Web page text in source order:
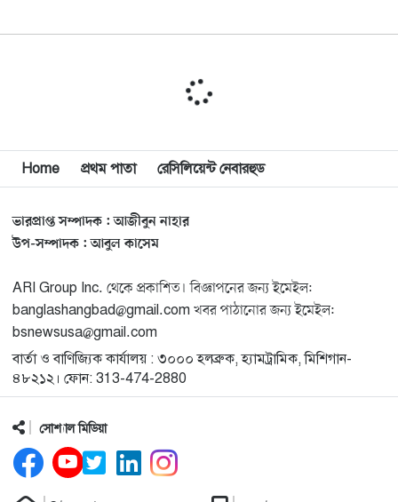
মিশিগানে ডেমোক্র্যাটদের প্রাইমারিতে আল-সাইয়েদকে হারাতে
মুনা দাওয়াহ কনফারেন্স ২০২৬ সম্পর্কে প্রেস ব্রিফিং
শেখ হাসিনার সঙ্গে সংবাদ সম্মেলনে থাকছেন সাকিব আল
হাসান
১২
যুক্তরাষ্ট্রকে ছাড়ে বাধ্য করতে কোন কৌশলে ওয়াশিংটনের ওপর
১৩
ট্রাম্প অর্গানাইজেশনের হিসাব বন্ধের কারণ জানাল ক্যাপিটাল
ওয়ান
১৪
মুক্তিযোদ্ধাদের তালিকা তৈরিতে সহযোগিতায় আগ্রহী যুক্তরাষ্ট্র
১৫
নিউইয়র্কে বড়লেখাবাসীর মিলনমেলা বড়লেখা সামাজিক ও
সাংস্কৃতিক সমিতির বার্ষিক বনভোজন
১৬
Home প্রথম পাতা রেসিলিয়েন্ট নেবারহুড
ভারপ্রাপ্ত সম্পাদক : আজীবুন নাহার
উপ-সম্পাদক : আবুল কাসেম
ARI Group Inc. থেকে প্রকাশিত। বিজ্ঞাপনের জন্য ইমেইল:
banglashangbad@gmail.com খবর পাঠানোর জন্য ইমেইল:
bsnewsusa@gmail.com
বার্তা ও বাণিজ্যিক কার্যালয় : ৩০০০ হলব্রুক, হ্যামট্রামিক, মিশিগান-
৪৮২১২। ফোন: 313-474-2880
সোশ্যাল মিডিয়া